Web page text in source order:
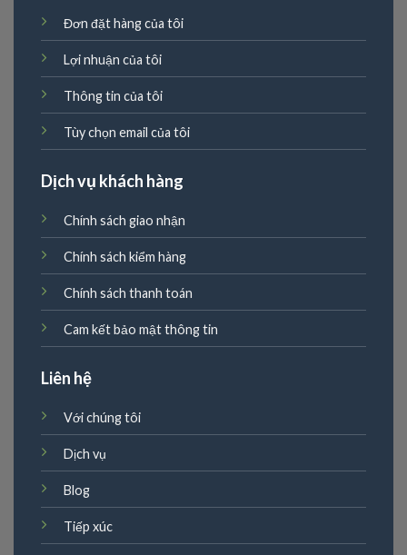
Đơn đặt hàng của tôi
Lợi nhuận của tôi
Thông tin của tôi
Tùy chọn email của tôi
Dịch vụ khách hàng
Chính sách giao nhận
Chính sách kiểm hàng
Chính sách thanh toán
Cam kết bảo mật thông tin
Liên hệ
Với chúng tôi
Dịch vụ
Blog
Tiếp xúc